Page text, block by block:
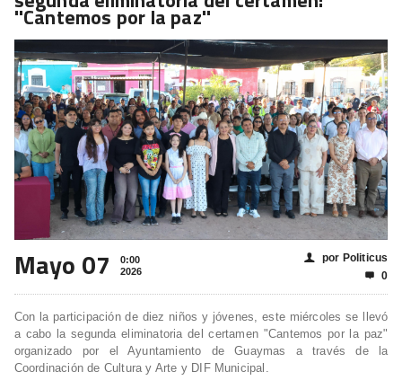
''Cantemos por la paz''
Mayo 07
0:00
2026
👤 por Politicus
 0
Con la participación de diez niños y jóvenes, este miércoles se llevó
a cabo la segunda eliminatoria del certamen "Cantemos por la paz"
organizado por el Ayuntamiento de Guaymas a través de la
Coordinación de Cultura y Arte y DIF Municipal.